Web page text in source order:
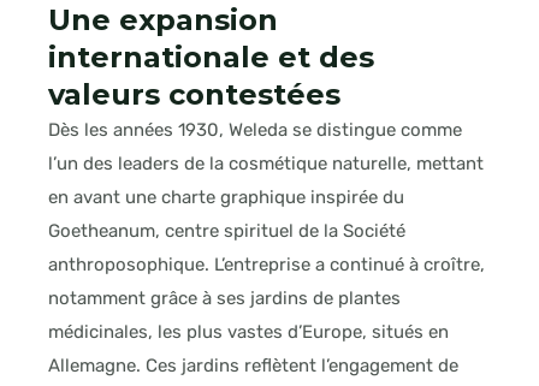
Une expansion
internationale et des
valeurs contestées
Dès les années 1930, Weleda se distingue comme
l’un des leaders de la cosmétique naturelle, mettant
en avant une charte graphique inspirée du
Goetheanum, centre spirituel de la Société
anthroposophique. L’entreprise a continué à croître,
notamment grâce à ses jardins de plantes
médicinales, les plus vastes d’Europe, situés en
Allemagne. Ces jardins reflètent l’engagement de